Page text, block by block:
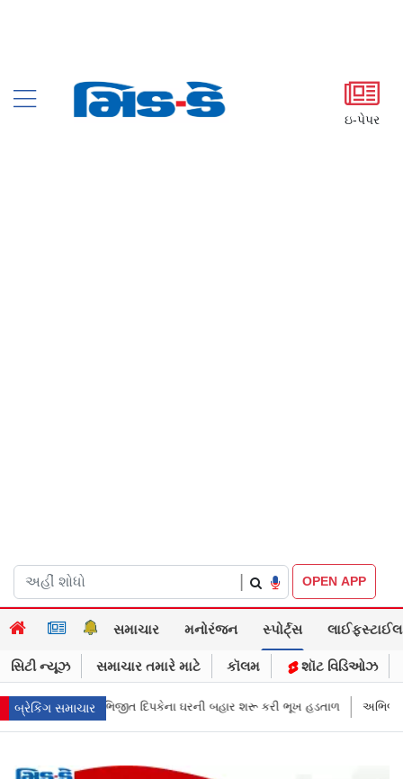
ઇ-પેપર
OPEN APP
સમાચાર મનોરંજન સ્પોર્ટ્સ લાઈફસ્ટાઈલ
સિટી ન્યૂઝ સમાચાર તમારે માટે કૉલમ શૉટ વિડિઓઝ
બ્રેકિંગ સમાચાર
બહાર શરૂ કરી ભૂખ હડતાળ અભિજીત દિપકેએ CJPની નવી નીતિ જાહેર